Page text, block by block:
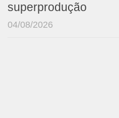
superprodução
04/08/2026